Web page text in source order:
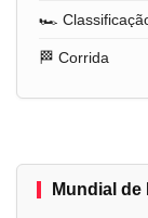
🏎️
🏁 Corrida
Mundial de